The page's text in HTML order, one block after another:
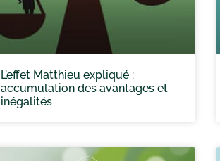
L’effet Matthieu expliqué :
accumulation des avantages et
inégalités